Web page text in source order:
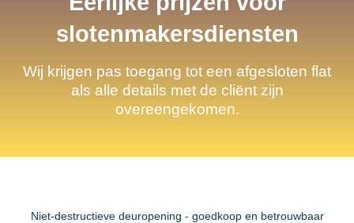
slotenmakersdiensten
Wij krijgen pas toegang tot een afgesloten flat
als alle details met de cliënt zijn
overeengekomen.
Niet-destructieve deuropening - goedkoop en betrouwbaar